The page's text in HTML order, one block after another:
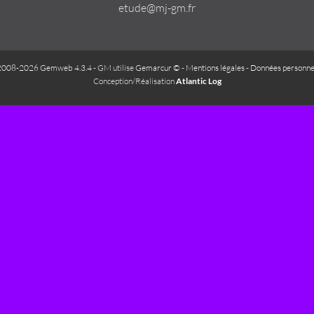
etude@mj-gm.fr
2026 Gemweb 4.3.4- GM utiliseGemarcur © - Mentions légales- Données
Conception/RéalisationAtlantic Log